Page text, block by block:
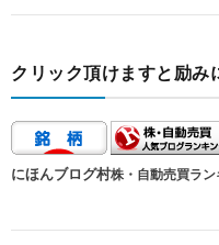
クリック頂けますと励み
にほんブログ村株・自動売買ラン